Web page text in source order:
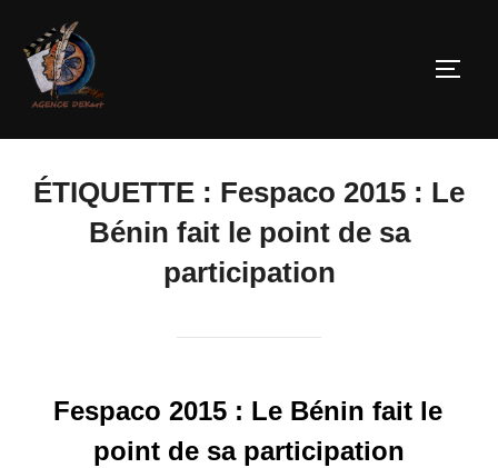
ÉTIQUETTE : Fespaco 2015 : Le
Bénin fait le point de sa
participation
Fespaco 2015 : Le Bénin fait le
point de sa participation